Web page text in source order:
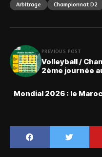
Arbitrage Championnat D2
PREVIOUS POST
Volleyball /
2ème journée
Mondial 2026 : le